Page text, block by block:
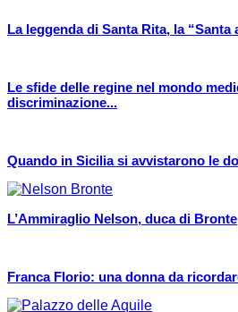
La leggenda di Santa Rita, la “Santa
Le sfide delle regine nel mondo
discriminazione...
Quando in Sicilia si avvistarono le
L’Ammiraglio Nelson, duca di Bronte
Franca Florio: una donna da